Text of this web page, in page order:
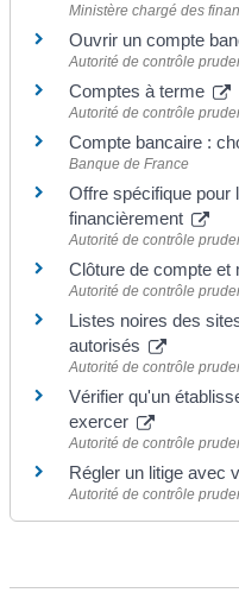
Ministère chargé des
Ouvrir un compte
Autorité de contrôle
Comptes à terme
Autorité de contrôle
Compte bancaire :
Banque de France
Offre spécifique pour
financièrement
Autorité de contrôle
Clôture de compte et
Autorité de contrôle
Listes noires des
autorisés
Autorité de contrôle
Vérifier qu'un
exercer
Autorité de contrôle
Régler un litige avec
Autorité de contrôle